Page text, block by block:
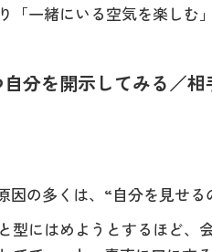
「一緒にいる空気を楽しむ
分を開示してみる／相
の多くは、“自分を見せる
型にはめようとするほど、